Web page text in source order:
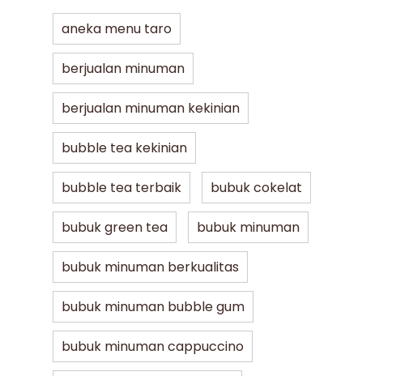
aneka menu taro
berjualan minuman
berjualan minuman kekinian
bubble tea kekinian
bubble tea terbaik bubuk cokelat
bubuk green tea bubuk minuman
bubuk minuman berkualitas
bubuk minuman bubble gum
bubuk minuman cappuccino